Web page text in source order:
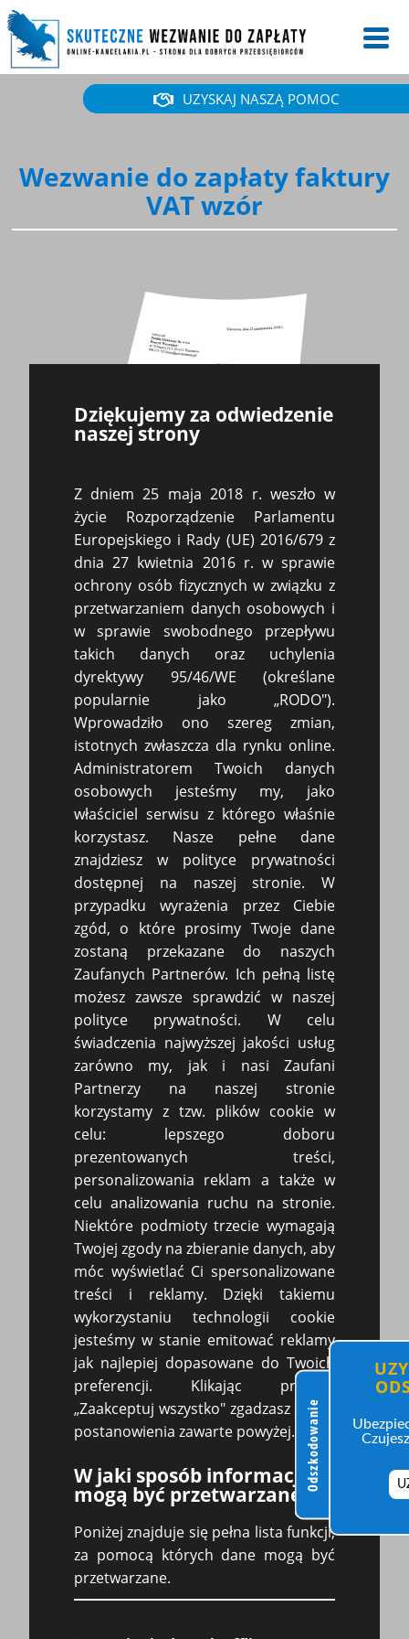
Dziękujemy za odwiedzenie
naszej strony
Z dniem 25 maja 2018 r. weszło w
życie Rozporządzenie Parlamentu
Europejskiego i Rady (UE) 2016/679 z
dnia 27 kwietnia 2016 r. w sprawie
ochrony osób fizycznych w związku z
przetwarzaniem danych osobowych i
w sprawie swobodnego przepływu
takich danych oraz uchylenia
dyrektywy 95/46/WE (określane
popularnie jako „RODO").
Wprowadziło ono szereg zmian,
istotnych zwłaszcza dla rynku online.
Administratorem Twoich danych
osobowych jesteśmy my, jako
właściciel serwisu z którego właśnie
korzystasz. Nasze pełne dane
znajdziesz w polityce prywatności
dostępnej na naszej stronie. W
przypadku wyrażenia przez Ciebie
zgód, o które prosimy Twoje dane
zostaną przekazane do naszych
Zaufanych Partnerów. Ich pełną listę
możesz zawsze sprawdzić w naszej
polityce prywatności. W celu
świadczenia najwyższej jakości usług
zarówno my, jak i nasi Zaufani
Partnerzy na naszej stronie
korzystamy z tzw. plików cookie w
celu: lepszego doboru
prezentowanych treści,
personalizowania reklam a także w
celu analizowania ruchu na stronie.
Niektóre podmioty trzecie wymagają
Twojej zgody na zbieranie danych, aby
móc wyświetlać Ci spersonalizowane
treści i reklamy. Dzięki takiemu
wykorzystaniu technologii cookie
jesteśmy w stanie emitować reklamy
jak najlepiej dopasowane do Twoich
preferencji. Klikając przycisk
„Zaakceptuj wszystko" zgadzasz się na
postanowienia zawarte powyżej.
W jaki sposób informacje
mogą być przetwarzane?
Poniżej znajduje się pełna lista funkcji,
za pomocą których dane mogą być
przetwarzane.
UZYSKAJ NASZĄ POMOC
Wezwanie do zapłaty faktury
VAT wzór
Co powinno zawierać wezwanie do zapłaty?
Vademecum
Jak poprawnie nadać wezwanie do zapłaty?
Najczęściej zadawane pytania przez naszych
czytelników
Poznaj nas: Kancelaria - rzetelnie, profesjonalnie,
WYGENERUJ WEZWANIE ZA DARMO
I BEZ REJESTRACJI
Standardowe
Wezwanie do zapłaty #1 (wzór pdf)
Wezwanie do zapłaty #1 (wzór docx)
Wezwanie do zapłaty #1 (wzór doc)
Wezwanie do zapłaty #1 (wzór rtf)
Przedsądowe
Wezwanie do zapłaty #1 (wzór pdf)
Wezwanie do zapłaty #1 (wzór docx)
Wezwanie do zapłaty #1 (wzór doc)
Wezwanie do zapłaty #1 (wzór rtf)
Zmierzające do zachowania współpracy
Wezwanie do zapłaty #1 (wzór pdf)
Wezwanie do zapłaty #1 (wzór docx)
Wezwanie do zapłaty #1 (wzór doc)
Odszkodowanie